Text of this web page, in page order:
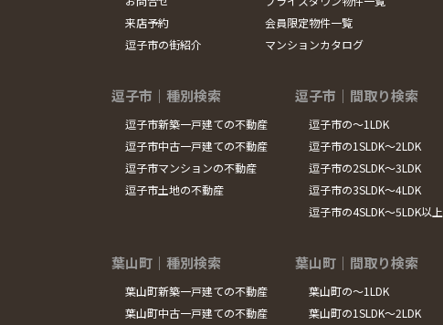
来店予約
逗子市の街紹介
会員限定物件一覧
マンションカタログ
逗子市｜種別検索
逗子市新築一戸建ての不動産
逗子市中古一戸建ての不動産
逗子市マンションの不動産
逗子市土地の不動産
逗子市｜間取り検索
逗子市の～1LDK
逗子市の1SLDK～2LDK
逗子市の2SLDK～3LDK
逗子市の3SLDK～4LDK
逗子市の4SLDK～5LDK以上
葉山町｜種別検索
葉山町新築一戸建ての不動産
葉山町中古一戸建ての不動産
葉山町｜間取り検索
葉山町の～1LDK
葉山町の1SLDK～2LDK